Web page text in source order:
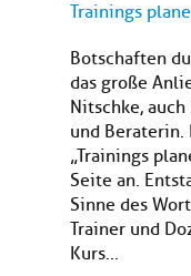
Trainings
Botschaften
das große
Nitschke,
und Beraterin.
„Trainings
Seite an.
Sinne des
Trainer und
Kurs...